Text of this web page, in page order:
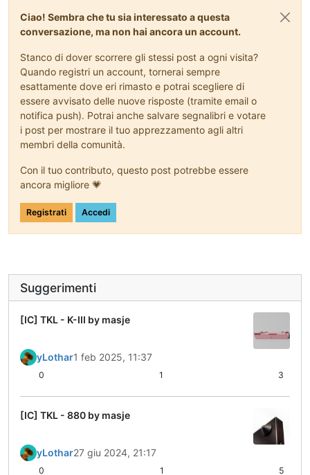
Ciao! Sembra che tu sia interessato a questa
conversazione, ma non hai ancora un account.
Stanco di dover scorrere gli stessi post a ogni visita?
Quando registri un account, tornerai sempre
esattamente dove eri rimasto e potrai scegliere di
essere avvisato delle nuove risposte (tramite email o
notifica push). Potrai anche salvare segnalibri e votare
i post per mostrare il tuo apprezzamento agli altri
membri della comunità.
Con il tuo contributo, questo post potrebbe essere
ancora migliore 💗
Registrati Accedi
Suggerimenti
[IC] TKL - K-III by masje
yLothar1 feb 2025, 11:37
0 1 3
[IC] TKL - 880 by masje
yLothar27 giu 2024, 21:17
0 1 5